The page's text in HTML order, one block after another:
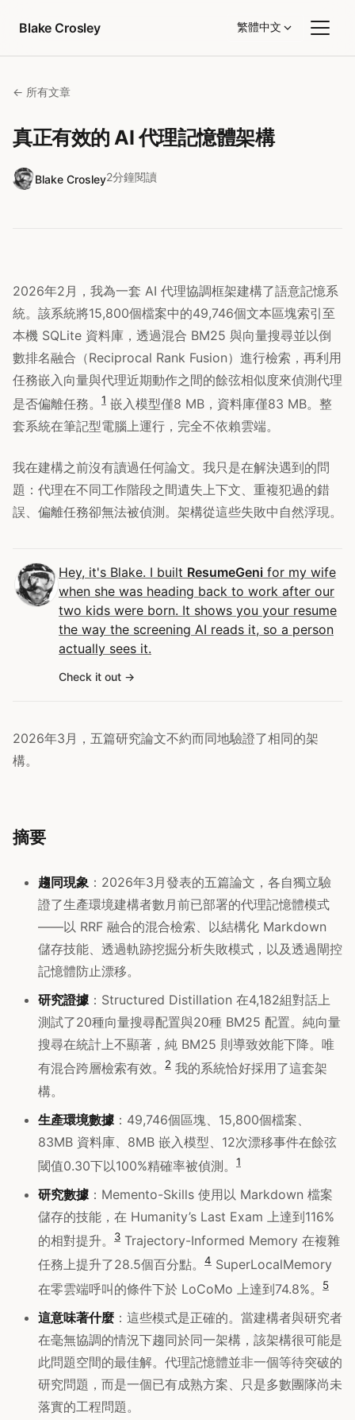
Blake Crosley
繁體中文
← 所有文章
真正有效的 AI 代理記憶體架構
Blake Crosley2分鐘閱讀
2026年2月，我為一套 AI 代理協調框架建構了語意記憶系
統。該系統將15,800個檔案中的49,746個文本區塊索引至
本機 SQLite 資料庫，透過混合 BM25 與向量搜尋並以倒
數排名融合（Reciprocal Rank Fusion）進行檢索，再利用
任務嵌入向量與代理近期動作之間的餘弦相似度來偵測代理
是否偏離任務。
1 嵌入模型僅8 MB，資料庫僅83 MB。整
套系統在筆記型電腦上運行，完全不依賴雲端。
我在建構之前沒有讀過任何論文。我只是在解決遇到的問
題：代理在不同工作階段之間遺失上下文、重複犯過的錯
誤、偏離任務卻無法被偵測。架構從這些失敗中自然浮現。
Hey, it's Blake. I built ResumeGeni for my wife
when she was heading back to work after our
two kids were born. It shows you your resume
the way the screening AI reads it, so a person
actually sees it.
Check it out
2026年3月，五篇研究論文不約而同地驗證了相同的架
構。
摘要
趨同現象 ：2026年3月發表的五篇論文，各自獨立驗
證了生產環境建構者數月前已部署的代理記憶體模式
——以 RRF 融合的混合檢索、以結構化 Markdown
儲存技能、透過軌跡挖掘分析失敗模式，以及透過閘控
記憶體防止漂移。
研究證據：Structured Distillation 在4,182組對話上
測試了20種向量搜尋配置與20種 BM25 配置。純向量
搜尋在統計上不顯著，純 BM25 則導致效能下降。唯
有混合跨層檢索有效。
2 我的系統恰好採用了這套架
構。
生產環境數據 ：49,746個區塊、15,800個檔案、
83MB 資料庫、8MB 嵌入模型、12次漂移事件在餘弦
閾值0.30下以100%精確率被偵測。
1
研究數據 ：Memento-Skills 使用以 Markdown 檔案
儲存的技能，在 Humanity’s Last Exam 上達到116%
的相對提升。
3 Trajectory-Informed Memory 在複雜
任務上提升了28.5個百分點。
4 SuperLocalMemory
在零雲端呼叫的條件下於 LoCoMo 上達到74.8%。
5
這意味著什麼 ：這些模式是正確的。當建構者與研究者
在毫無協調的情況下趨同於同一架構，該架構很可能是
此問題空間的最佳解。代理記憶體並非一個等待突破的
研究問題，而是一個已有成熟方案、只是多數團隊尚未
落實的工程問題。